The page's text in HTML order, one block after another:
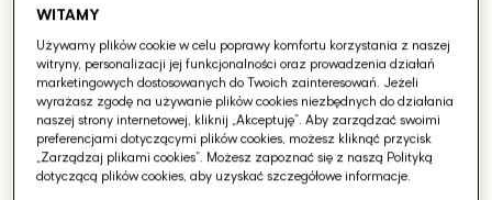
WITAMY
Używamy plików cookie w celu poprawy komfortu korzystania z naszej
witryny, personalizacji jej funkcjonalności oraz prowadzenia działań
marketingowych dostosowanych do Twoich zainteresowań. Jeżeli
wyrażasz zgodę na używanie plików cookies niezbędnych do działania
naszej strony internetowej, kliknij „Akceptuję”. Aby zarządzać swoimi
preferencjami dotyczącymi plików cookies, możesz kliknąć przycisk
„Zarządzaj plikami cookies”. Możesz zapoznać się z naszą Polityką
dotyczącą plików cookies, aby uzyskać szczegółowe informacje.